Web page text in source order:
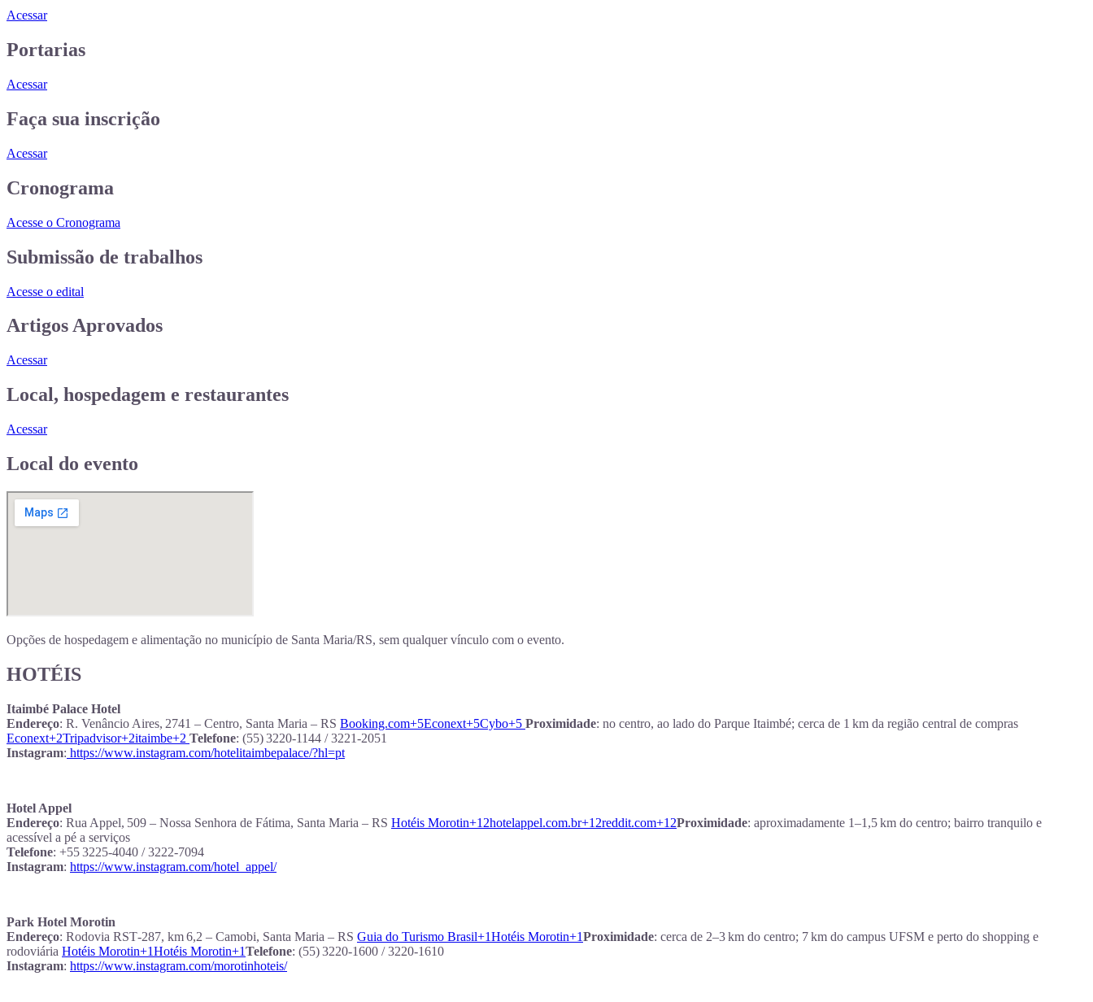
Acessar
Portarias
Acessar
Faça sua inscrição
Acessar
Cronograma
Acesse o Cronograma
Submissão de trabalhos
Acesse o edital
Artigos Aprovados
Acessar
Local, hospedagem e restaurantes
Acessar
Local do evento
Opções de hospedagem e alimentação no município de Santa Maria/RS, sem qualquer vínculo com o evento.
HOTÉIS
Itaimbé Palace Hotel
Endereço: R. Venâncio Aires, 2741 – Centro, Santa Maria – RS Booking.com+5Econext+5Cybo+5 Proximidade: no centro, ao lado do Parque Itaimbé; cerca de 1 km da região central de compras
Econext+2Tripadvisor+2itaimbe+2 Telefone: (55) 3220-1144 / 3221‑2051
Instagram: https://www.instagram.com/hotelitaimbepalace/?hl=pt
Hotel Appel
Endereço: Rua Appel, 509 – Nossa Senhora de Fátima, Santa Maria – RS Hotéis Morotin+12hotelappel.com.br+12reddit.com+12Proximidade: aproximadamente 1–1,5 km do centro; bairro tranquilo e
acessível a pé a serviços
Telefone: +55 3225‑4040 / 3222‑7094
Instagram: https://www.instagram.com/hotel_appel/
Park Hotel Morotin
Endereço: Rodovia RST‑287, km 6,2 – Camobi, Santa Maria – RS Guia do Turismo Brasil+1Hotéis Morotin+1Proximidade: cerca de 2–3 km do centro; 7 km do campus UFSM e perto do shopping e
rodoviária Hotéis Morotin+1Hotéis Morotin+1Telefone: (55) 3220‑1600 / 3220‑1610
Instagram: https://www.instagram.com/morotinhoteis/